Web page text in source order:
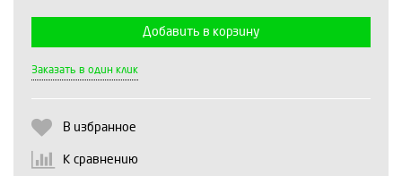
Добавить в корзину
Заказать в один клик
В избранное
К сравнению